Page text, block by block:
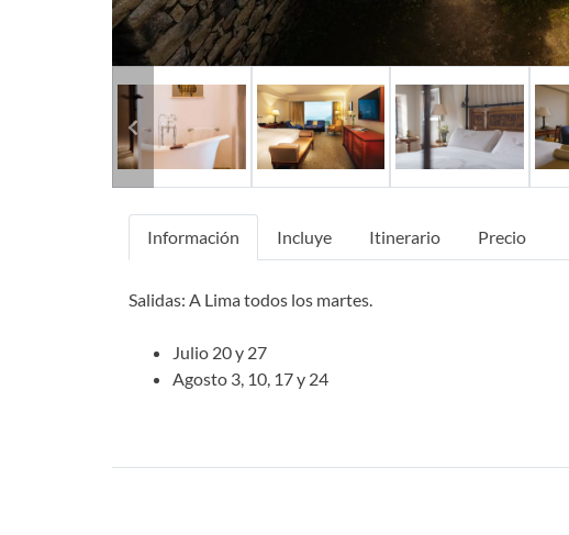
Previous
Información Incluye Itinerario Precio
Salidas: A Lima todos los martes.
Julio 20 y 27
Agosto 3, 10, 17 y 24